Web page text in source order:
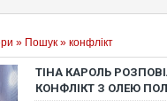
» Пошук » конфлікт
ТІНА КАРОЛЬ
КОНФЛІКТ З ОЛЕЮ